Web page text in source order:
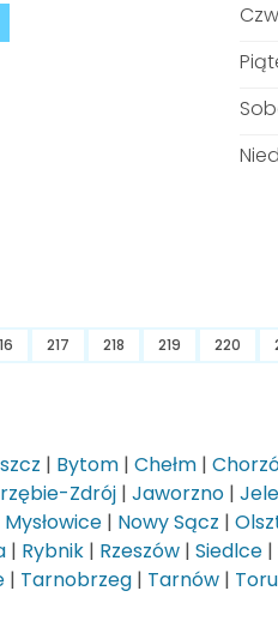
217 218 219 220
| Bytom | Chełm |
Zdrój | Jaworzno |
Mysłowice | Nowy Sącz |
| Rybnik | Rzeszów | Siedlce |
| Tarnobrzeg | Tarnów |